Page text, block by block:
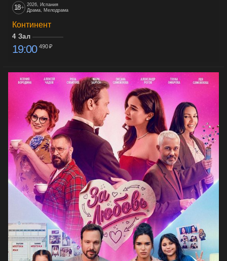
18+ 2026, Испания
Драма, Мелодрама
Континент
4 Зал
19:00 490 ₽